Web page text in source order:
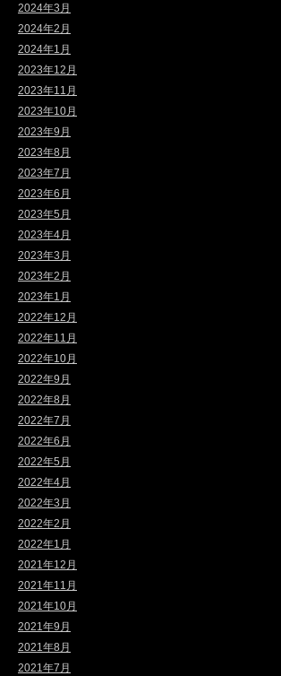
2024年3月
2024年2月
2024年1月
2023年12月
2023年11月
2023年10月
2023年9月
2023年8月
2023年7月
2023年6月
2023年5月
2023年4月
2023年3月
2023年2月
2023年1月
2022年12月
2022年11月
2022年10月
2022年9月
2022年8月
2022年7月
2022年6月
2022年5月
2022年4月
2022年3月
2022年2月
2022年1月
2021年12月
2021年11月
2021年10月
2021年9月
2021年8月
2021年7月